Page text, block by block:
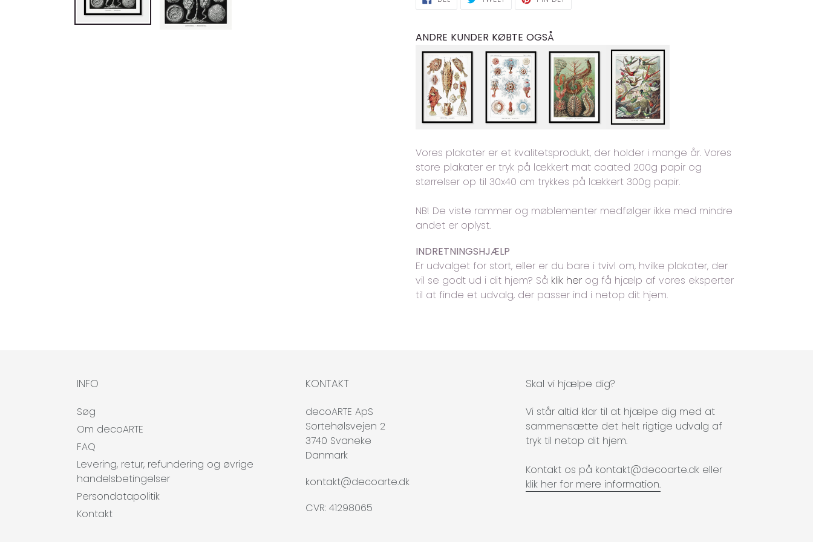
PÅ
ANDRE KUNDER KØBTE OGSÅ
Vores plakater er et kvalitetsprodukt, der holder i mange år. Vores
store plakater er tryk på lækkert mat coated 200g papir og
størrelser op til 30x40 cm trykkes på lækkert 300g papir.
NB! De viste rammer og møblementer medfølger ikke med mindre
andet er oplyst.
INDRETNINGSHJÆLP
Er udvalget for stort, eller er du bare i tvivl om, hvilke plakater, der
vil se godt ud i dit hjem? Så klik her og få hjælp af vores eksperter
til at finde et udvalg, der passer ind i netop dit hjem.
INFO
Søg
Om decoARTE
FAQ
Levering, retur, refundering og øvrige
handelsbetingelser
Persondatapolitik
Kontakt
KONTAKT
decoARTE ApS
Sortehølsvejen 2
3740 Svaneke
Danmark
kontakt@decoarte.dk
CVR: 41298065
Skal vi hjælpe dig?
Vi står altid klar til at hjælpe dig med at
sammensætte det helt rigtige udvalg af
tryk til netop dit hjem.
Kontakt os på kontakt@decoarte.dk eller
klik her for mere information.